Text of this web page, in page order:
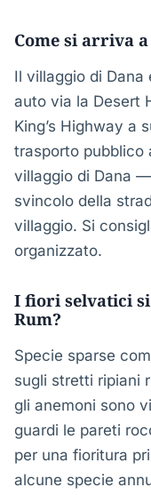
Come si arriva
Il villaggio di
auto via la Desert
King’s Highway a
trasporto pubblico
villaggio di Dana
svincolo della
villaggio. Si
organizzato.
I fiori selvatici
Rum?
Specie sparse
sugli stretti ripiani
gli anemoni sono
guardi le pareti
per una fioritura
alcune specie